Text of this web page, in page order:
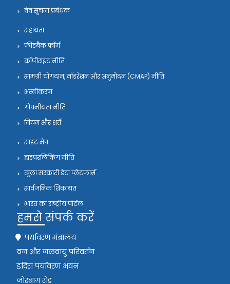
वेब सूचना प्रबंधक
सहायता
फीडबैक फॉर्म
कॉपीराइट नीति
सामग्री योगदान, मॉडरेशन और अनुमोदन (CMAP) नीति
अस्वीकरण
गोपनीयता नीति
नियम और शर्तें
साइट मैप
हाइपरलिंकिंग नीति
खुला सरकारी डेटा प्लेटफार्म
सार्वजनिक शिकायत
भारत का राष्ट्रीय पोर्टल
हमसे संपर्क करें
पर्यावरण मंत्रालय
वन और जलवायु परिवर्तन
इंदिरा पर्यावरण भवन
जोरबाग रोड